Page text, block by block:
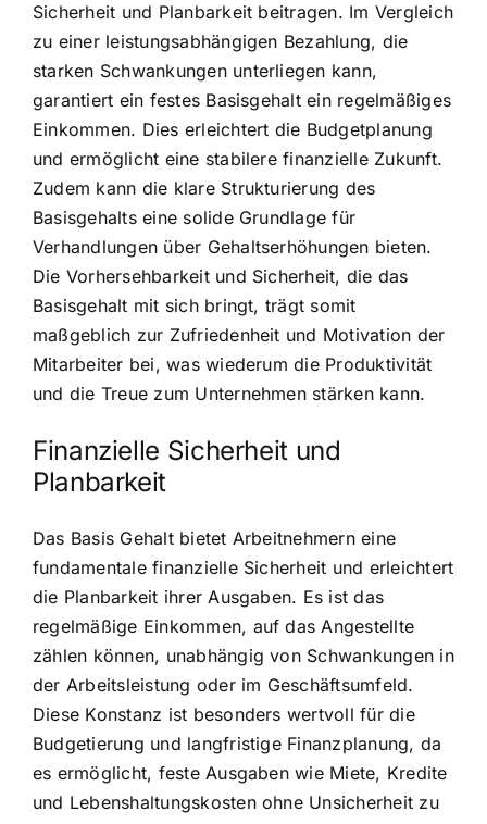
Sicherheit und Planbarkeit beitragen. Im Vergleich
zu einer leistungsabhängigen Bezahlung, die
starken Schwankungen unterliegen kann,
garantiert ein festes Basisgehalt ein regelmäßiges
Einkommen. Dies erleichtert die Budgetplanung
und ermöglicht eine stabilere finanzielle Zukunft.
Zudem kann die klare Strukturierung des
Basisgehalts eine solide Grundlage für
Verhandlungen über Gehaltserhöhungen bieten.
Die Vorhersehbarkeit und Sicherheit, die das
Basisgehalt mit sich bringt, trägt somit
maßgeblich zur Zufriedenheit und Motivation der
Mitarbeiter bei, was wiederum die Produktivität
und die Treue zum Unternehmen stärken kann.
Finanzielle Sicherheit und
Planbarkeit
Das Basis Gehalt bietet Arbeitnehmern eine
fundamentale finanzielle Sicherheit und erleichtert
die Planbarkeit ihrer Ausgaben. Es ist das
regelmäßige Einkommen, auf das Angestellte
zählen können, unabhängig von Schwankungen in
der Arbeitsleistung oder im Geschäftsumfeld.
Diese Konstanz ist besonders wertvoll für die
Budgetierung und langfristige Finanzplanung, da
es ermöglicht, feste Ausgaben wie Miete, Kredite
und Lebenshaltungskosten ohne Unsicherheit zu